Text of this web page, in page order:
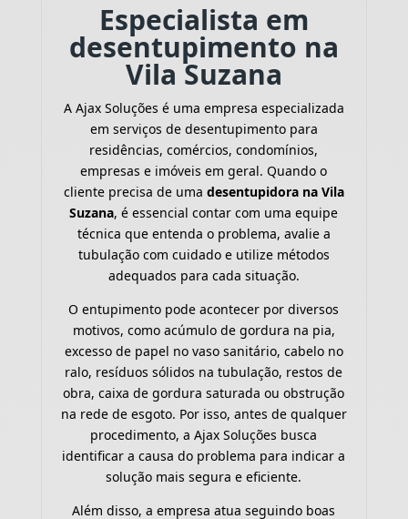
Especialista em
desentupimento na
Vila Suzana
A Ajax Soluções é uma empresa especializada
em serviços de desentupimento para
residências, comércios, condomínios,
empresas e imóveis em geral. Quando o
cliente precisa de uma desentupidora na Vila
Suzana, é essencial contar com uma equipe
técnica que entenda o problema, avalie a
tubulação com cuidado e utilize métodos
adequados para cada situação.
O entupimento pode acontecer por diversos
motivos, como acúmulo de gordura na pia,
excesso de papel no vaso sanitário, cabelo no
ralo, resíduos sólidos na tubulação, restos de
obra, caixa de gordura saturada ou obstrução
na rede de esgoto. Por isso, antes de qualquer
procedimento, a Ajax Soluções busca
identificar a causa do problema para indicar a
solução mais segura e eficiente.
Além disso, a empresa atua seguindo boas